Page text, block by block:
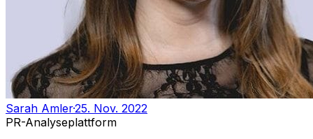
Sarah Amler·25. Nov. 2022
PR-Analyseplattform